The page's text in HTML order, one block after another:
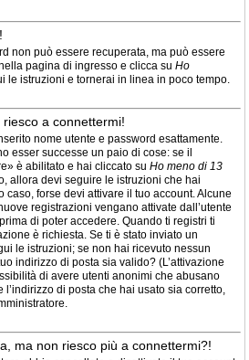
non può essere recuperata, ma può essere
pagina di ingresso e clicca su Ho
le istruzioni e tornerai in linea in poco tempo.
a connettermi!
nome utente e password esattamente.
esser successe un paio di cose: se il
è abilitato e hai cliccato su Ho meno di 13
allora devi seguire le istruzioni che hai
caso, forse devi attivare il tuo account. Alcune
registrazioni vengano attivate dall’utente
di poter accedere. Quando ti registri ti
è richiesta. Se ti è stato inviato un
le istruzioni; se non hai ricevuto nessun
indirizzo di posta sia valido? (L’attivazione
di avere utenti anonimi che abusano
di posta che hai usato sia corretto,
ma non riesco più a connettermi?!